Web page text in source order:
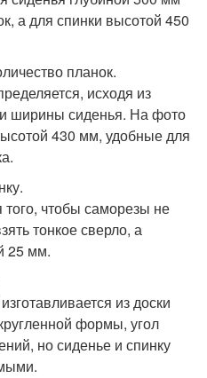
а для спинки высотой 450
планок.
исходя из
ширины сиденья. На фото
430 мм, удобные для
чтобы саморезы не
тонкое сверло, а
25 мм.
из доски
формы, угол
но сиденье и спинку